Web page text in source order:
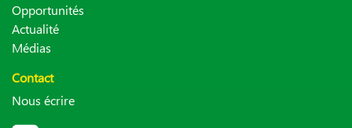
Opportunités
Actualité
Médias
Contact
Nous écrire